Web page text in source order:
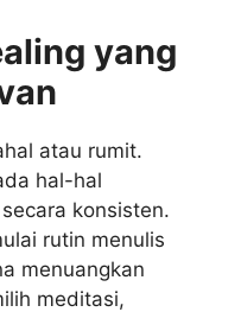
yang
atau rumit.
hal-hal
konsisten.
rutin menulis
menuangkan
meditasi,